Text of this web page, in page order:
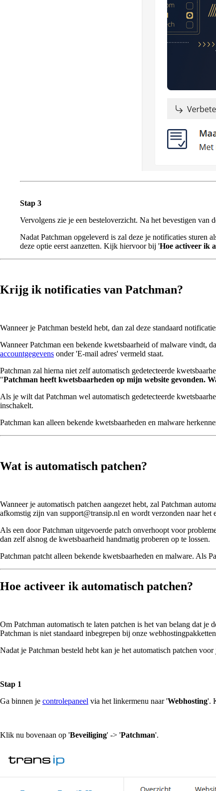
Stap 3
Vervolgens zie je een besteloverzicht. Na het bevestigen
Nadat Patchman opgeleverd is zal deze je notificaties sturen
deze optie eerst aanzetten. Kijk hiervoor bij 'Hoe activeer ik
Krijg ik notificaties van Patchman?
Wanneer je Patchman besteld hebt, dan zal deze standaard
Wanneer Patchman een bekende kwetsbaarheid of malware vindt,
accountgegevens onder 'E-mail adres' vermeld staat.
Patchman zal hierna niet zelf automatisch gedetecteerde
"Patchman heeft kwetsbaarheden op mijn website gevonden.
Als je wilt dat Patchman wel automatisch gedetecteerde
inschakelt.
Patchman kan alleen bekende kwetsbaarheden en malware
Wat is automatisch patchen?
Wanneer je automatisch patchen aangezet hebt, zal Patchman
afkomstig zijn van support@transip.nl en wordt verzonden naar het
Als een door Patchman uitgevoerde patch onverhoopt voor
dan zelf alsnog de kwetsbaarheid handmatig proberen op te lossen.
Patchman patcht alleen bekende kwetsbaarheden en malware. Als
Hoe activeer ik automatisch patchen?
Om Patchman automatisch te laten patchen is het van belang dat
Patchman is niet standaard inbegrepen bij onze
Nadat je Patchman besteld hebt kan je het automatisch patchen
Stap 1
Ga binnen je controlepaneel via het linkermenu naar 'Webhosting'.
Klik nu bovenaan op 'Beveiliging' -> 'Patchman'.